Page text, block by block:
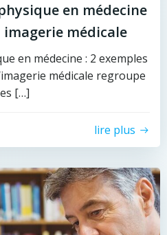
en médecine
imagerie médicale
en médecine : 2 exemples
médicale regroupe
[…]
lire plus